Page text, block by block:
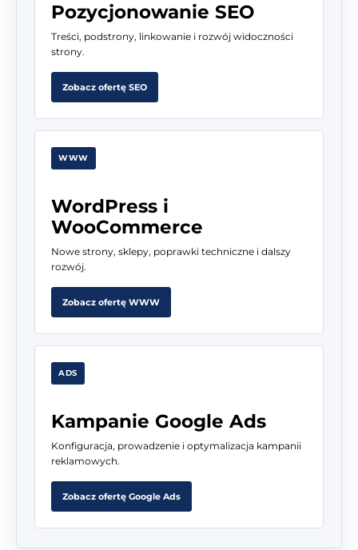
Pozycjonowanie SEO
Treści, podstrony, linkowanie i rozwój widoczności
strony.
Zobacz ofertę SEO
WWW
WordPress i
WooCommerce
Nowe strony, sklepy, poprawki techniczne i dalszy
rozwój.
Zobacz ofertę WWW
ADS
Kampanie Google Ads
Konfiguracja, prowadzenie i optymalizacja kampanii
reklamowych.
Zobacz ofertę Google Ads